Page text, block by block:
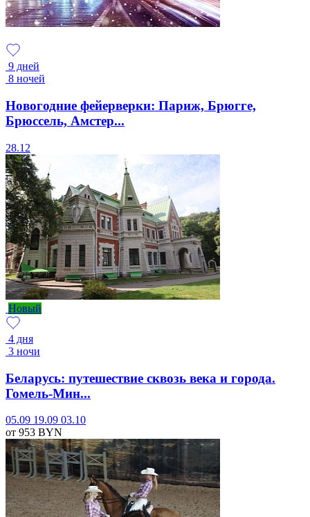
9 дней
8 ночей
Новогодние фейерверки: Париж, Брюгге,
Брюссель, Амстер...
28.12
Новый
4 дня
3 ночи
Беларусь: путешествие сквозь века и города.
Гомель-Мин...
05.09 19.09 03.10
от 953 BYN